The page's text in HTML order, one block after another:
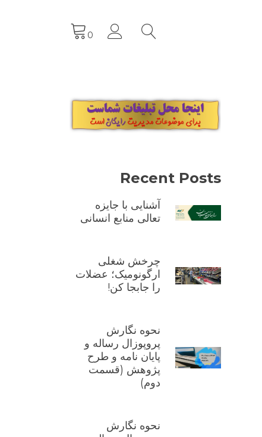
0
Recent Posts
آشنایی با جایزه
تعالی منابع انسانی
چرخش شغلی
ارگونومیک؛ عضلات
را جابجا کن!
نحوه نگارش
پروپوزال رساله و
پایان نامه و طرح
پژوهش (قسمت
دوم)
نحوه نگارش